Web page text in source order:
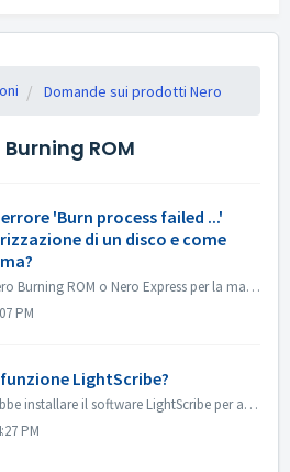
Domande sui prodotti Nero
Burning ROM
'Burn process failed ...'
di un disco e come
Durante l'utilizzo di Nero Burning ROM o Nero Express per la masterizzazione di contenuti su un disco, è possibile incontrare il messaggio di errore &qu...
PM
LightScribe?
Generalmente si dovrebbe installare il software LightScribe per attivare le funzioni di LightScribe. https://lightscribesoftware.org/ Contattaci se hai alt...
PM